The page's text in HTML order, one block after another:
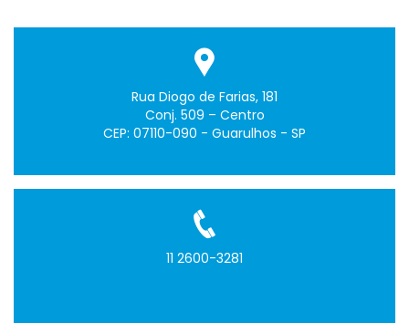
Rua Diogo de Farias, 181
Conj. 509 – Centro
CEP: 07110-090 - Guarulhos - SP
11 2600-3281